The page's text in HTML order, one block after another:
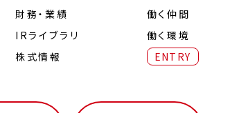
財務・業績
IRライブラリ
株式情報
働く仲間
働く環境
ENTRY